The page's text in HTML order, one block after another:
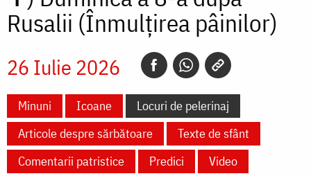
Rusalii (Înmulțirea pâinilor)
26 Iulie 2026
Minuni Icoane
Locuri de pelerinaj
Articole despre sărbătoare
Texte de sfânt
Comentarii patristice
Predici
Video